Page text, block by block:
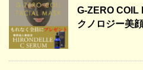
G-ZERO COIL
クノロジー美